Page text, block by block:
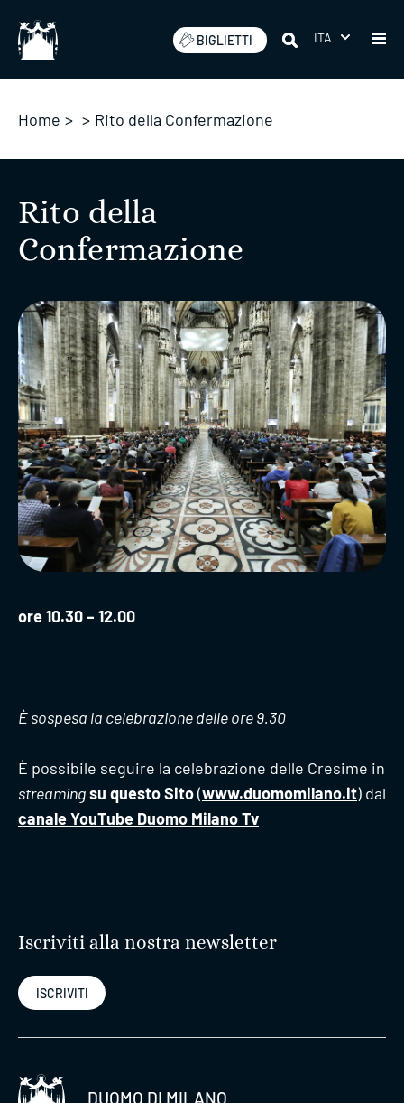
BIGLIETTI ITA
Home > > Rito della Confermazione
Rito della
Confermazione
ore 10.30 – 12.00
È sospesa la celebrazione delle ore 9.30
È possibile seguire la celebrazione delle Cresime in
streamingsu questo Sito(www.duomomilano.it) dal
canale YouTube Duomo Milano Tv
Iscriviti alla nostra newsletter
ISCRIVITI
DUOMO DI MILANO